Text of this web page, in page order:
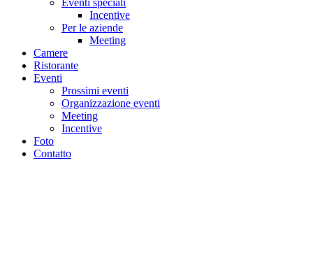
Incentive
Per le aziende
Meeting
Camere
Ristorante
Eventi
Prossimi eventi
Organizzazione eventi
Meeting
Incentive
Foto
Contatto